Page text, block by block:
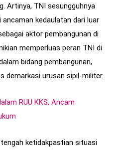
Artinya, TNI sesungguhnya
kedaulatan dari luar
aktor pembangunan di
memperluas peran TNI di
bidang pembangunan,
demarkasi urusan sipil-militer.
RUU KKS, Ancam
ketidakpastian situasi